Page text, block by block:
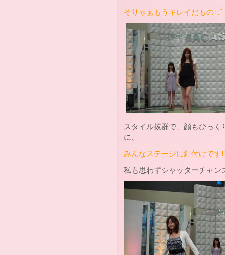
そりゃぁもうキレイだもの+.
スタイル抜群で、顔もびっ
に、
みんなステージに釘付けです
私も思わずシャッターチャン